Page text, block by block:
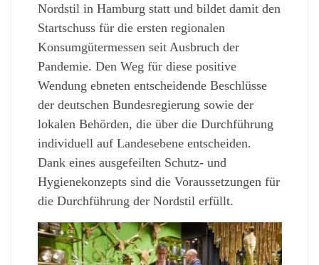
Nordstil in Hamburg statt und bildet damit den
Startschuss für die ersten regionalen
Konsumgütermessen seit Ausbruch der
Pandemie. Den Weg für diese positive
Wendung ebneten entscheidende Beschlüsse
der deutschen Bundesregierung sowie der
lokalen Behörden, die über die Durchführung
individuell auf Landesebene entscheiden.
Dank eines ausgefeilten Schutz- und
Hygienekonzepts sind die Voraussetzungen für
die Durchführung der Nordstil erfüllt.